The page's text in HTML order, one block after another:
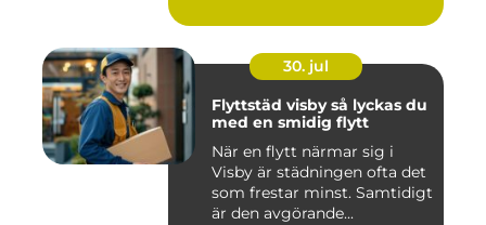
30. jul
Flyttstäd visby så lyckas du
med en smidig flytt
När en flytt närmar sig i
Visby är städningen ofta det
som frestar minst. Samtidigt
är den avgörande...